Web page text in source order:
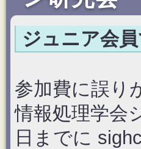
ジュニア会
参加費に誤り
情報処理学会
日までに